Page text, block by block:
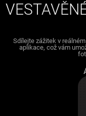
Sdílejte zážitek v
aplikace, což vám